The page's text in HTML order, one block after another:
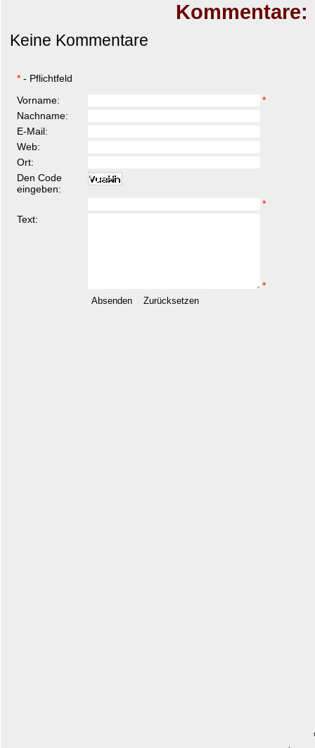
Kommentare:
Keine Kommentare
* - Pflichtfeld
Vorname:
*
Nachname:
E-Mail:
Web:
Ort:
Den Code
eingeben:
*
Text:
*